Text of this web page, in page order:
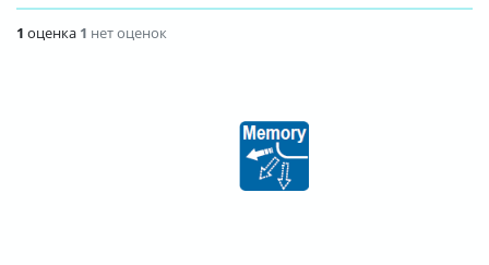
ОПЛАТА
1 оценка 1 нет оценок